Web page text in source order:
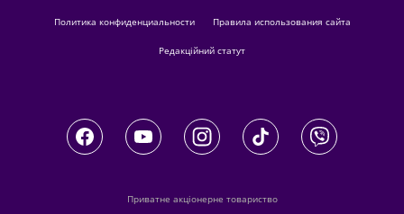
Политика конфиденциальности Правила использования сайта
Редакційний статут
Приватне акціонерне товариство